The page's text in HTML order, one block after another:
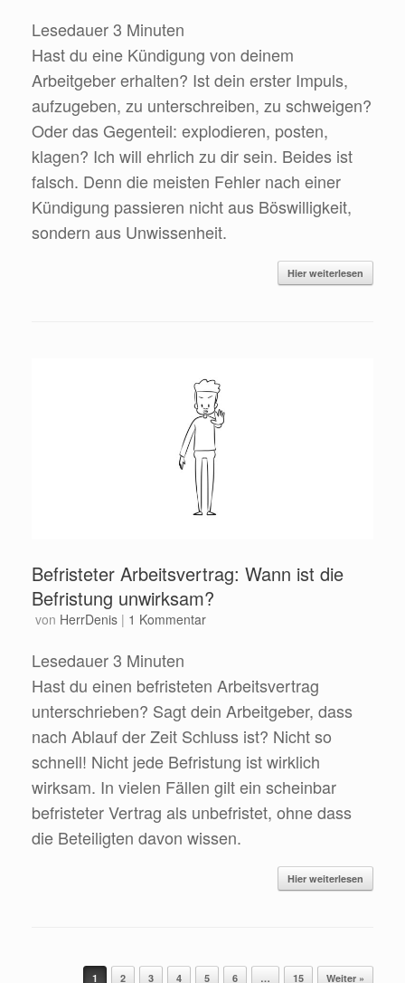
Lesedauer3 Minuten
Hast du eine Kündigung von deinem
Arbeitgeber erhalten? Ist dein erster Impuls,
aufzugeben, zu unterschreiben, zu schweigen?
Oder das Gegenteil: explodieren, posten,
klagen? Ich will ehrlich zu dir sein. Beides ist
falsch. Denn die meisten Fehler nach einer
Kündigung passieren nicht aus Böswilligkeit,
sondern aus Unwissenheit.
Hier weiterlesen
Befristeter Arbeitsvertrag: Wann ist die
Befristung unwirksam?
von HerrDenis | 1 Kommentar
Lesedauer3 Minuten
Hast du einen befristeten Arbeitsvertrag
unterschrieben? Sagt dein Arbeitgeber, dass
nach Ablauf der Zeit Schluss ist? Nicht so
schnell! Nicht jede Befristung ist wirklich
wirksam. In vielen Fällen gilt ein scheinbar
befristeter Vertrag als unbefristet, ohne dass
die Beteiligten davon wissen.
Hier weiterlesen
Beitragsnavigation
1 2 3 4 5 6 … 15 Weiter »